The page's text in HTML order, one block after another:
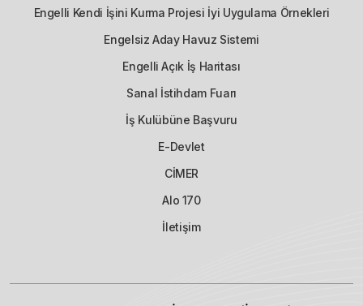
Engelli Kendi İşini Kurma Projesi İyi Uygulama Örnekleri
Engelsiz Aday Havuz Sistemi
Engelli Açık İş Haritası
Sanal İstihdam Fuarı
İş Kulübüne Başvuru
E-Devlet
CİMER
Alo 170
İletişim